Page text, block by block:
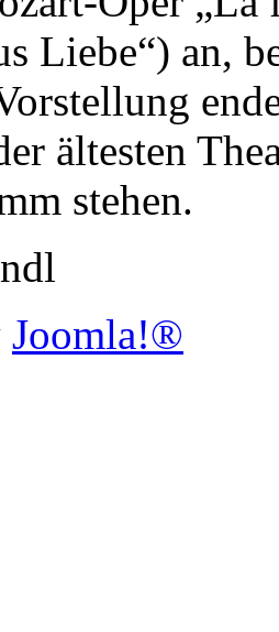
Liebe“) an,
ältesten
stehen.
Joomla!®